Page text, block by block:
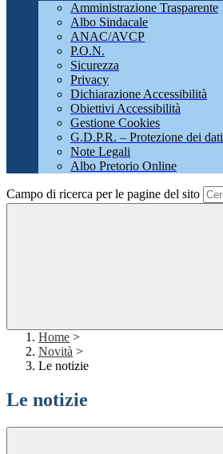
Amministrazione Trasparente
Albo Sindacale
ANAC/AVCP
P.O.N.
Sicurezza
Privacy
Dichiarazione Accessibilità
Obiettivi Accessibilità
Gestione Cookies
G.D.P.R. – Protezione dei dati
Note Legali
Albo Pretorio Online
Campo di ricerca per le pagine del sito
Home >
Novità >
Le notizie
Le notizie